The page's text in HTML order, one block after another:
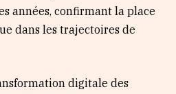
années, confirmant la place
dans les trajectoires de
digitale des